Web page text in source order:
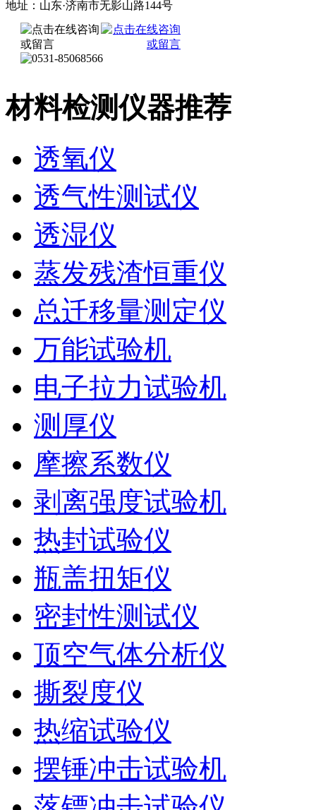
地址：山东·济南市无影山路144号
材料检测仪器推荐
透氧仪
透气性测试仪
透湿仪
蒸发残渣恒重仪
总迁移量测定仪
万能试验机
电子拉力试验机
测厚仪
摩擦系数仪
剥离强度试验机
热封试验仪
瓶盖扭矩仪
密封性测试仪
顶空气体分析仪
撕裂度仪
热缩试验仪
摆锤冲击试验机